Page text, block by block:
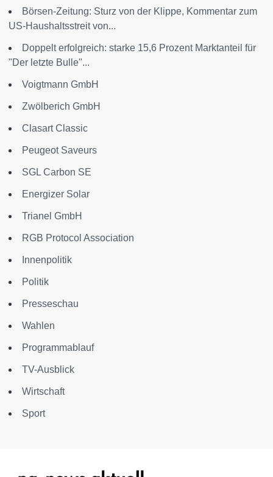
Börsen-Zeitung: Sturz von der Klippe, Kommentar zum
US-Haushaltsstreit von...
Doppelt erfolgreich: starke 15,6 Prozent Marktanteil für
"Der letzte Bulle"...
Voigtmann GmbH
Zwölberich GmbH
Clasart Classic
Peugeot Saveurs
SGL Carbon SE
Energizer Solar
Trianel GmbH
RGB Protocol Association
Innenpolitik
Politik
Presseschau
Wahlen
Programmablauf
TV-Ausblick
Wirtschaft
Sport